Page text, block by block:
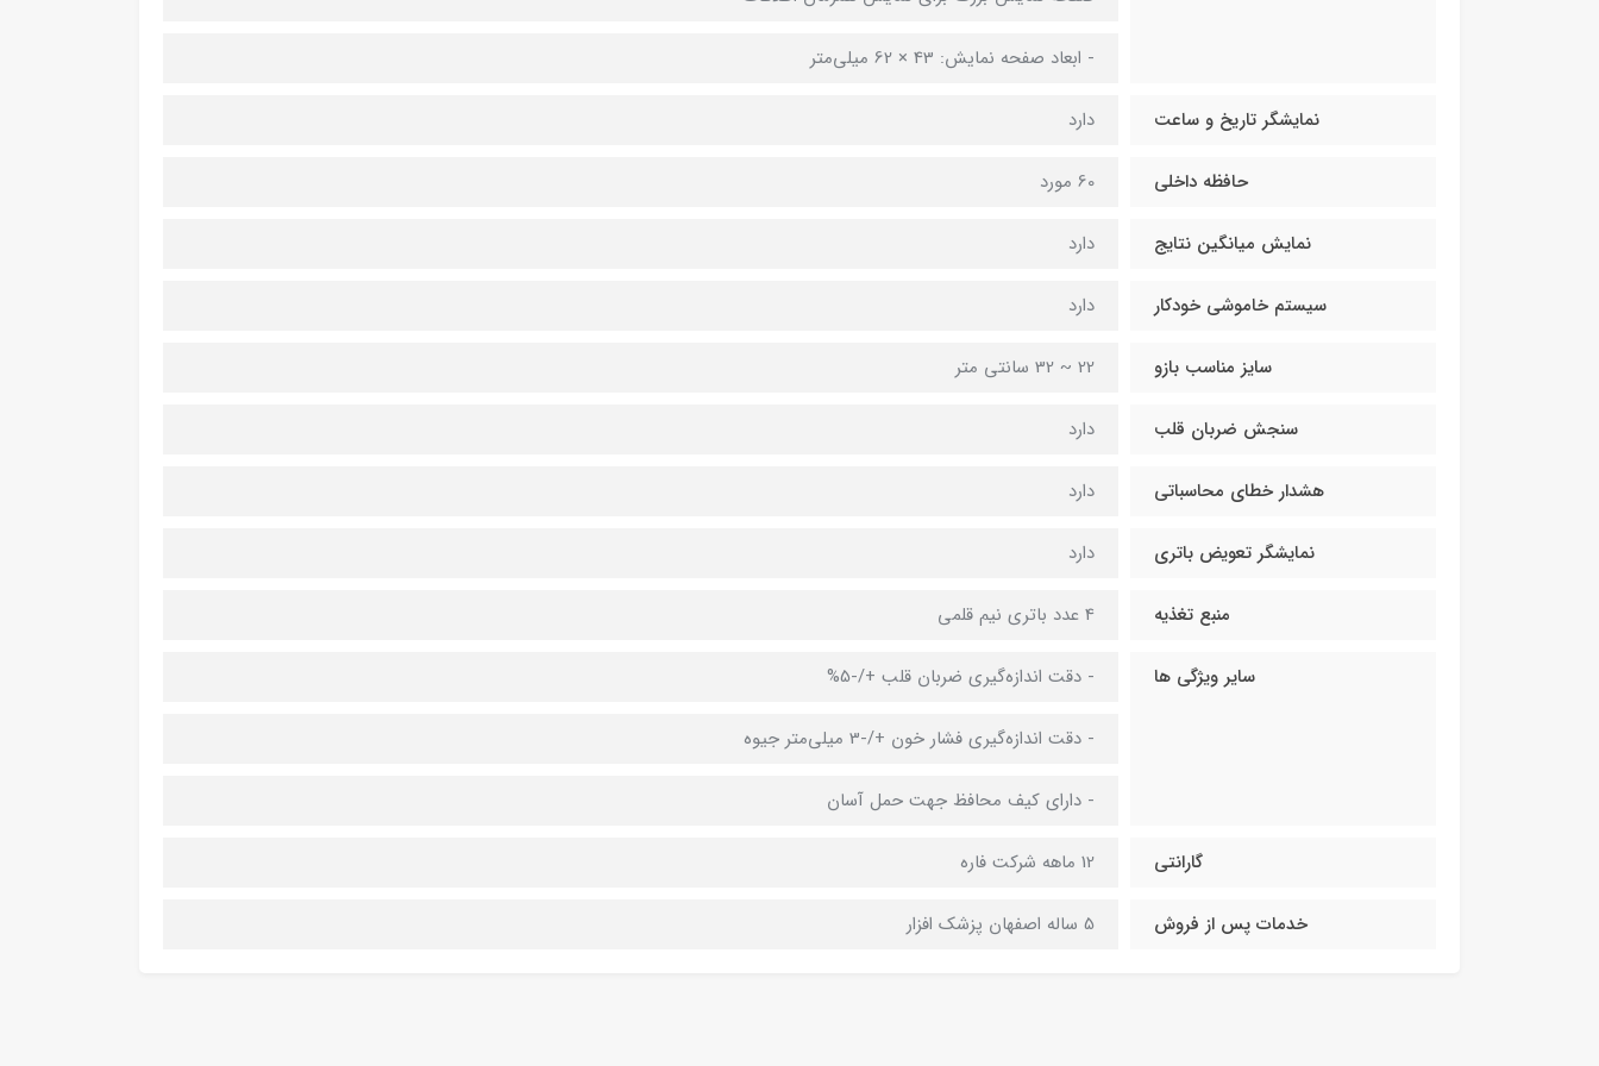
- ابعاد صفحه نمایش: 43 × 62 میلی‌متر
نمایشگر تاریخ و ساعت دارد
حافظه داخلی 60 مورد
نمایش میانگین نتایج دارد
سیستم خاموشی خودکار دارد
سایز مناسب بازو 22 ~ 32 سانتی متر
سنجش ضربان قلب دارد
هشدار خطای محاسباتی دارد
نمایشگر تعویض باتری دارد
منبع تغذیه 4 عدد باتری نیم قلمی
سایر ویژگی ها - دقت اندازه‌گیری ضربان قلب +/-5%
- دقت اندازه‌گیری فشار خون +/-3 میلی‌متر جیوه
- دارای کیف محافظ جهت حمل آسان
گارانتی 12 ماهه شرکت فاره
خدمات پس از فروش 5 ساله اصفهان پزشک افزار